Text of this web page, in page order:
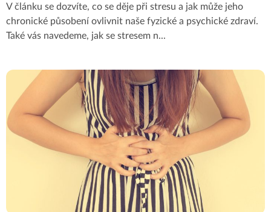
V článku se dozvíte, co se děje při stresu a jak může jeho
chronické působení ovlivnit naše fyzické a psychické zdraví.
Také vás navedeme, jak se stresem n...